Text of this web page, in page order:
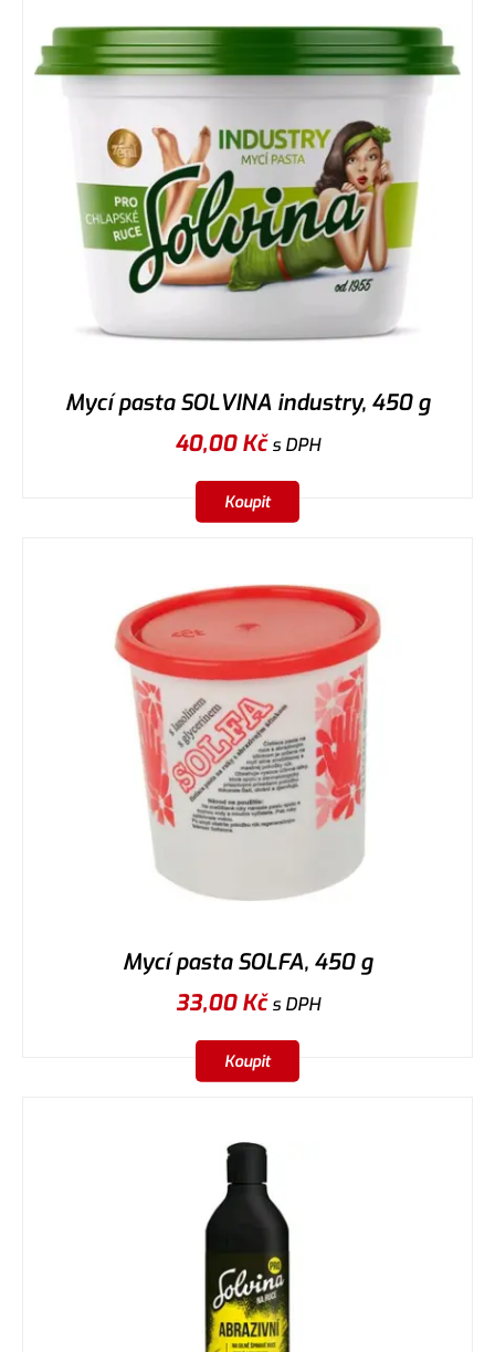
Mycí pasta SOLVINA industry, 450 g
40,00Kčs DPH
Koupit
Mycí pasta SOLFA, 450 g
33,00Kčs DPH
Koupit